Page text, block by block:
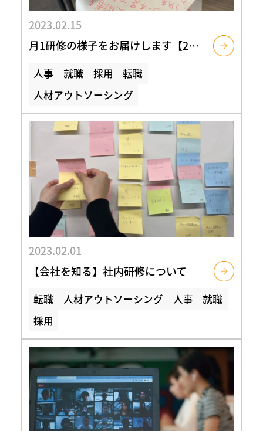
2023.02.15
月1研修の様子をお届けします【2023年1月】
人事 就職 採用
転職
人材アウトソーシング
2023.02.01
【会社を知る】社内研修について
転職 人材アウトソーシング 人事
就職
採用